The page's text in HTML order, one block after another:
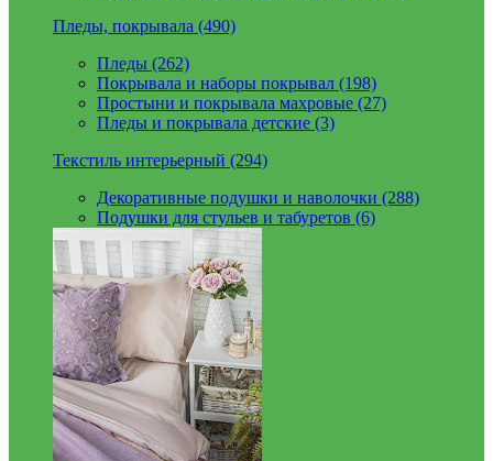
Пледы, покрывала (490)
Пледы (262)
Покрывала и наборы покрывал (198)
Простыни и покрывала махровые (27)
Пледы и покрывала детские (3)
Текстиль интерьерный (294)
Декоративные подушки и наволочки (288)
Подушки для стульев и табуретов (6)